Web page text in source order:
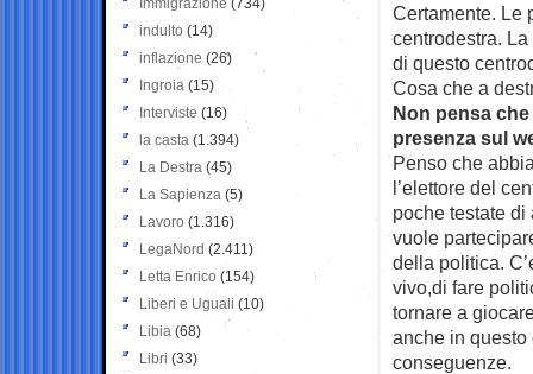
Certamente. Le
centrodestra.
di questo
Cosa che a
Non pensa
presenza sul
Penso che
l’elettore del
poche testate di
vuole
della politica.
vivo,di fare
tornare a
anche in
conseguenze.
Immigrazione (734)
indulto (14)
inflazione (26)
Ingroia (15)
Interviste (16)
la casta (1.394)
La Destra (45)
La Sapienza (5)
Lavoro (1.316)
LegaNord (2.411)
Letta Enrico (154)
Liberi e Uguali (10)
Libia (68)
Libri (33)